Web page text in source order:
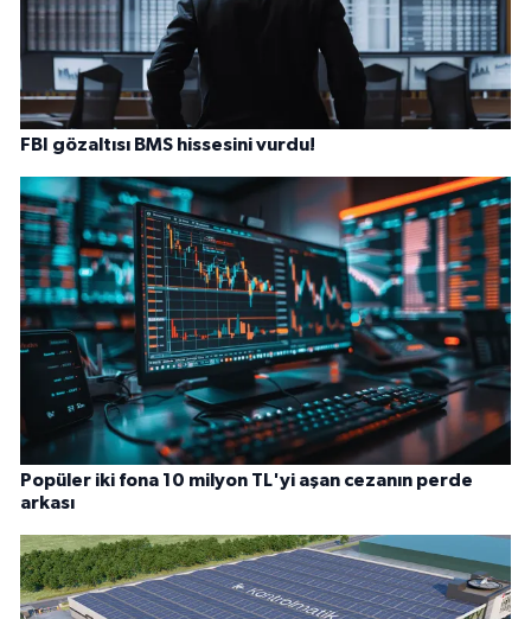
FBI gözaltısı BMS hissesini vurdu!
Popüler iki fona 10 milyon TL'yi aşan cezanın perde
arkası